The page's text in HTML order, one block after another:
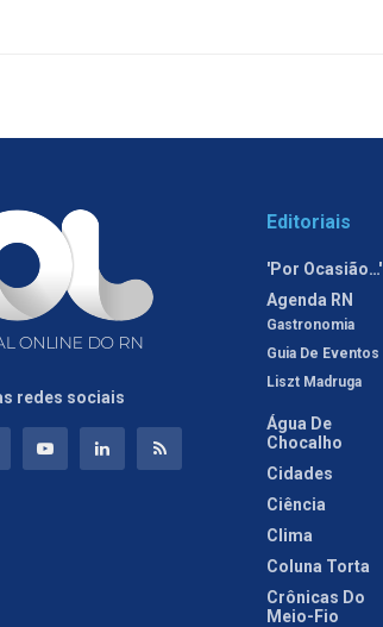
redes sociais
Editoriais
'Por Ocasião…'
Agenda RN
Gastronomia
Guia De Eventos
Liszt Madruga
Água De
Chocalho
Cidades
Ciência
Clima
Coluna Torta
Crônicas Do
Meio-Fio